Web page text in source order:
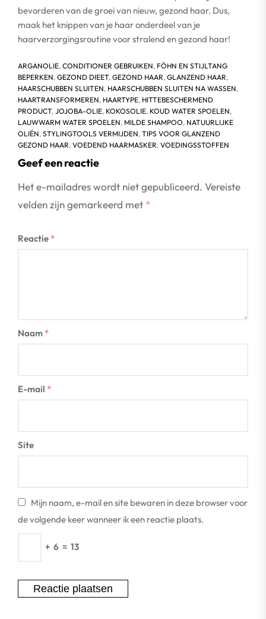
bevorderen van de groei van nieuw, gezond haar. Dus,
maak het knippen van je haar onderdeel van je
haarverzorgingsroutine voor stralend en gezond haar!
ARGANOLIE, CONDITIONER GEBRUIKEN, FÖHN EN STIJLTANG
BEPERKEN, GEZOND DIEET, GEZOND HAAR, GLANZEND HAAR,
HAARSCHUBBEN SLUITEN, HAARSCHUBBEN SLUITEN NA WASSEN,
HAARTRANSFORMEREN, HAARTYPE, HITTEBESCHERMEND
PRODUCT, JOJOBA-OLIE, KOKOSOLIE, KOUD WATER SPOELEN,
LAUWWARM WATER SPOELEN, MILDE SHAMPOO, NATUURLIJKE
OLIËN, STYLINGTOOLS VERMIJDEN, TIPS VOOR GLANZEND
GEZOND HAAR, VOEDEND HAARMASKER, VOEDINGSSTOFFEN
Geef een reactie
Het e-mailadres wordt niet gepubliceerd. Vereiste
velden zijn gemarkeerd met *
Reactie *
Naam *
E-mail *
Site
Mijn naam, e-mail en site bewaren in deze browser voor
de volgende keer wanneer ik een reactie plaats.
+ 6 = 13